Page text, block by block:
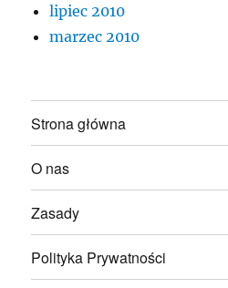
lipiec 2010
marzec 2010
Strona główna
O nas
Zasady
Polityka Prywatności